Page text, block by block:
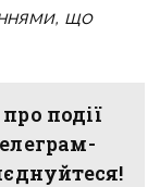
що
події